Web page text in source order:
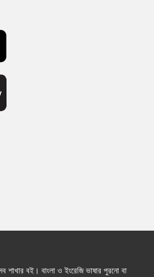
বই। বাংলা ও ইংরেজি ভাষার পুরনো বা